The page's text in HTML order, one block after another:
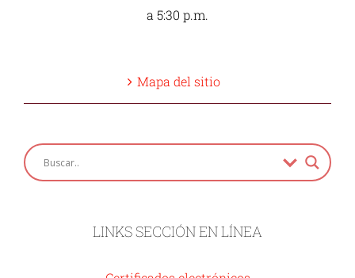
a 5:30 p.m.
Mapa del sitio
LINKS SECCIÓN EN LÍNEA